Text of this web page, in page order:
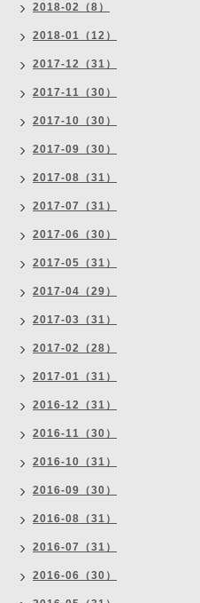
2018-02（8）
2018-01（12）
2017-12（31）
2017-11（30）
2017-10（30）
2017-09（30）
2017-08（31）
2017-07（31）
2017-06（30）
2017-05（31）
2017-04（29）
2017-03（31）
2017-02（28）
2017-01（31）
2016-12（31）
2016-11（30）
2016-10（31）
2016-09（30）
2016-08（31）
2016-07（31）
2016-06（30）